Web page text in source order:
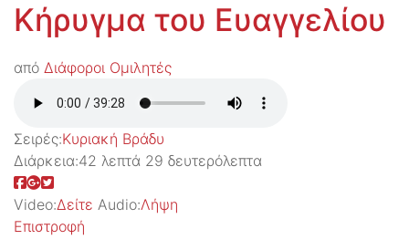
Κήρυγμα του Ευαγγελίου
από Διάφοροι Ομιλητές
Σειρές:Kυριακή Βράδυ
Διάρκεια:42 λεπτά 29 δευτερόλεπτα
Video:Δείτε Audio:Λήψη
Επιστροφή